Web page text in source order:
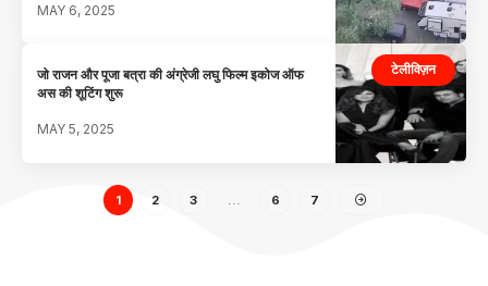
MAY 6, 2025
टेलीविज़न
जो राजन और पूजा बत्रा की अंग्रेजी लघु फिल्म इकोज ऑफ
अस की शूटिंग शुरू
MAY 5, 2025
1 2 3 … 6 7